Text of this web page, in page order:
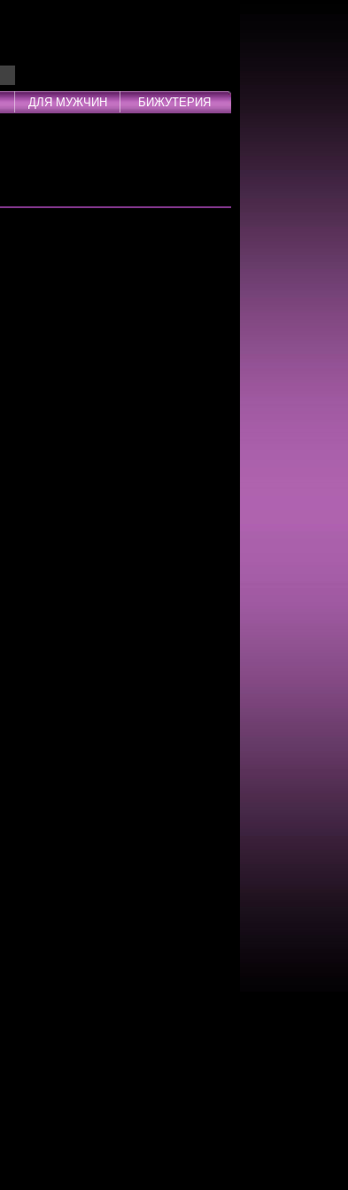
ДЛЯ МУЖЧИН БИЖУТЕРИЯ